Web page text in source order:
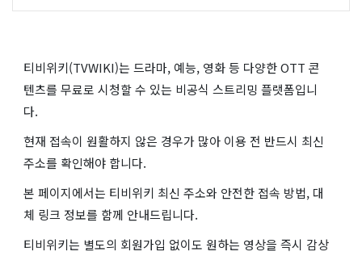
티비위키(TVWIKI)는 드라마, 예능, 영화 등 다양한 OTT 콘
텐츠를 무료로 시청할 수 있는 비공식 스트리밍 플랫폼입니
다.
현재 접속이 원활하지 않은 경우가 많아 이용 전 반드시 최신
주소를 확인해야 합니다.
본 페이지에서는 티비위키 최신 주소와 안전한 접속 방법, 대
체 링크 정보를 함께 안내드립니다.
티비위키는 별도의 회원가입 없이도 원하는 영상을 즉시 감상